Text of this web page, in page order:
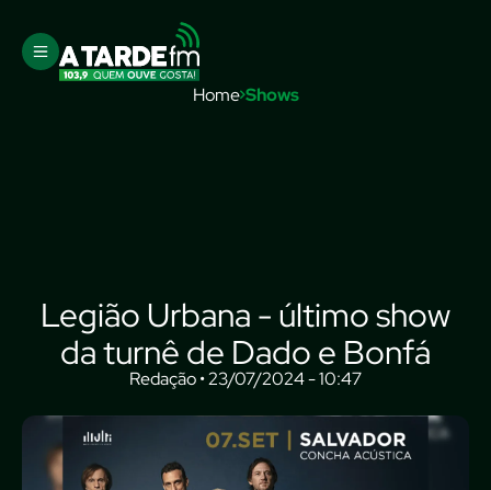
Home Shows
Legião Urbana - último show
da turnê de Dado e Bonfá
Redação • 23/07/2024 - 10:47